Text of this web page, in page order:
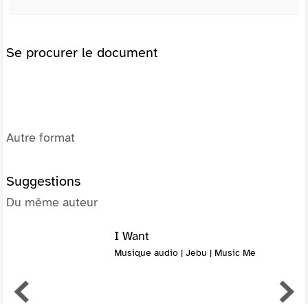
Se procurer le document
Autre format
Suggestions
Du même auteur
I Want
Musique audio | Jebu | Music Me